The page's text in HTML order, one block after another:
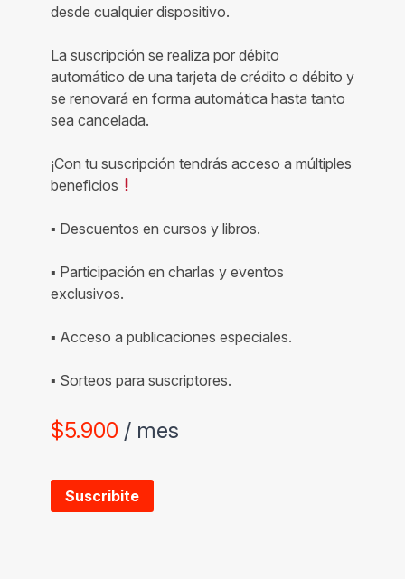
desde cualquier dispositivo.
La suscripción se realiza por débito
automático de una tarjeta de crédito o débito y
se renovará en forma automática hasta tanto
sea cancelada.
¡Con tu suscripción tendrás acceso a múltiples
beneficios
▪ Descuentos en cursos y libros.
▪ Participación en charlas y eventos
exclusivos.
▪ Acceso a publicaciones especiales.
▪ Sorteos para suscriptores.
$5.900 / mes
Suscribite